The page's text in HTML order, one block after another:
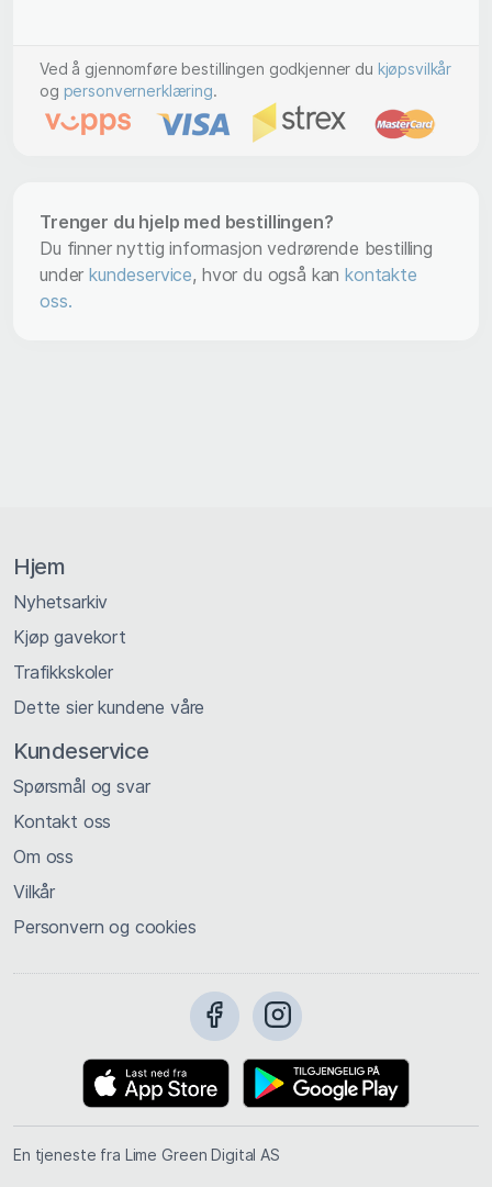
Ved å gjennomføre bestillingen godkjenner du kjøpsvilkår
og personvernerklæring.
Trenger du hjelp med bestillingen?
Du finner nyttig informasjon vedrørende bestilling
underkundeservice, hvor du også kankontakte
oss.
Hjem
Nyhetsarkiv
Kjøp gavekort
Trafikkskoler
Dette sier kundene våre
Kundeservice
Spørsmål og svar
Kontakt oss
Om oss
Vilkår
Personvern og cookies
En tjeneste fra Lime Green Digital AS